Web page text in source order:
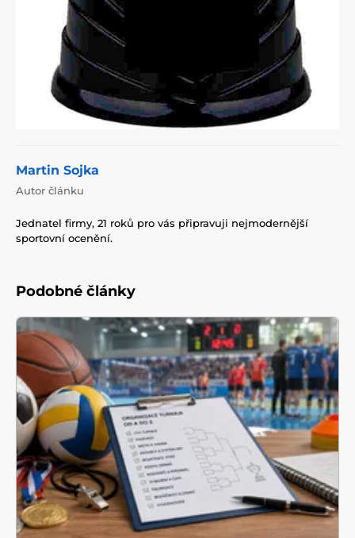
Martin Sojka
Autor článku
Jednatel firmy, 21 roků pro vás připravuji nejmodernější
sportovní ocenění.
Podobné články